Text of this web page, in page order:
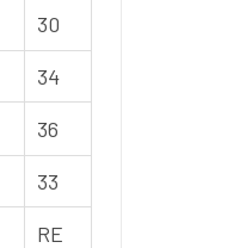
30
34
36
33
RE